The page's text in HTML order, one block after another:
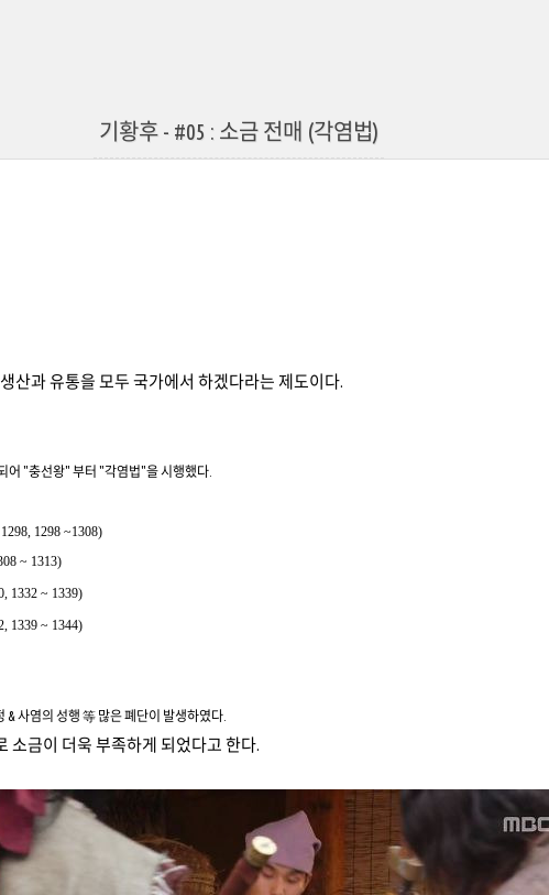
기황후 - #05 : 소금 전매 (각염법)
산과 유통을 모두 국가에서 하겠다라는 제도이다.
어 "충선왕" 부터 "각염법"을 시행했다.
1298 ~1308)
~ 1313)
~ 1339)
~ 1344)
& 사염의 성행 等 많은 폐단이 발생하였다.
소금이 더욱 부족하게 되었다고 한다.